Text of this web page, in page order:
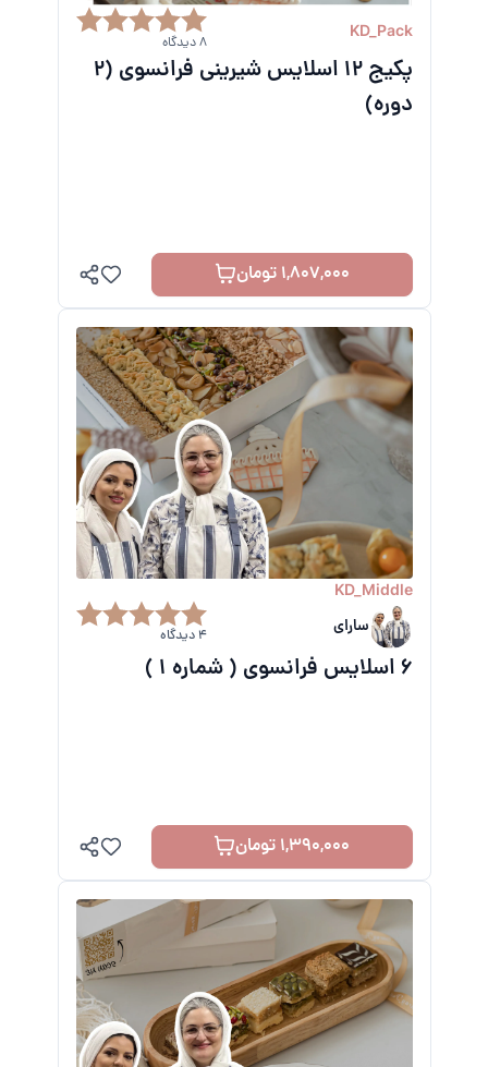
KD_Pack
8 دیدگاه
پکیج 12 اسلایس شیرینی فرانسوی
(2
دوره)
1,807,000 تومان
KD_Middle
سارای 4 دیدگاه
6 اسلایس فرانسوی ( شماره 1 )
1,390,000 تومان